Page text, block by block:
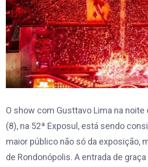
O show com Gusttavo Lima na noite
(8), na 52ª Exposul, está sendo
maior público não só da exposição,
de Rondonópolis. A entrada de